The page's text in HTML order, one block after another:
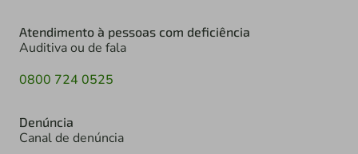
Atendimento à pessoas com deficiência
Auditiva ou de fala
0800 724 0525
Denúncia
Canal de denúncia